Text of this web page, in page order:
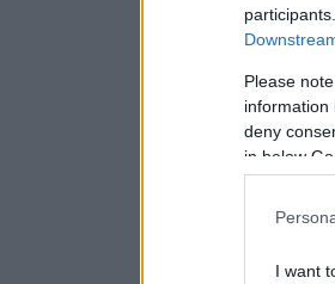
Please
information
deny
in below
I want
Η